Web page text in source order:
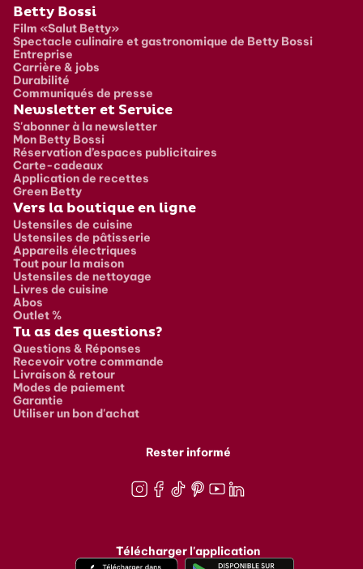
Pied de page
Betty Bossi
Film «Salut Betty»
Spectacle culinaire et gastronomique de Betty Bossi
Entreprise
Carrière & jobs
Durabilité
Communiqués de presse
Newsletter et Service
S'abonner à la newsletter
Mon Betty Bossi
Réservation d’espaces publicitaires
Carte-cadeaux
Application de recettes
Green Betty
Vers la boutique en ligne
Ustensiles de cuisine
Ustensiles de pâtisserie
Appareils électriques
Tout pour la maison
Ustensiles de nettoyage
Livres de cuisine
Abos
Outlet %
Tu as des questions?
Questions & Réponses
Recevoir votre commande
Livraison & retour
Modes de paiement
Garantie
Utiliser un bon d'achat
Rester informé
Télécharger l'application